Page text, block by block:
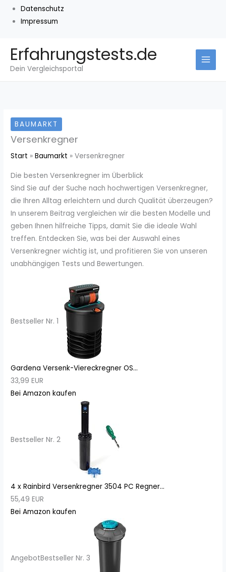
Datenschutz
Impressum
Inhalt
springen
Erfahrungstests.de
Dein Vergleichsportal
BAUMARKT
Versenkregner
Start Baumarkt Versenkregner
Die besten Versenkregner im Überblick
Sind Sie auf der Suche nach hochwertigen Versenkregner,
die Ihren Alltag erleichtern und durch Qualität überzeugen?
In unserem Beitrag vergleichen wir die besten Modelle und
geben Ihnen hilfreiche Tipps, damit Sie die ideale Wahl
treffen. Entdecken Sie, was bei der Auswahl eines
Versenkregner wichtig ist, und profitieren Sie von unseren
unabhängigen Tests und Bewertungen.
Bestseller Nr. 1
Gardena Versenk-Viereckregner OS...
33,99 EUR
Bei Amazon kaufen
Bestseller Nr. 2
4 x Rainbird Versenkregner 3504 PC Regner...
55,49 EUR
Bei Amazon kaufen
AngebotBestseller Nr. 3